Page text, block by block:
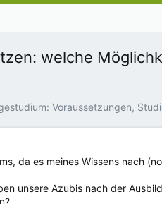
welche
da es meines Wissens nach
unsere Azubis nach der